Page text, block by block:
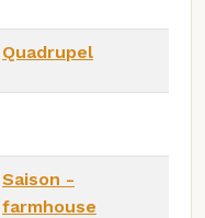
Quadrupel
Saison -
farmhouse